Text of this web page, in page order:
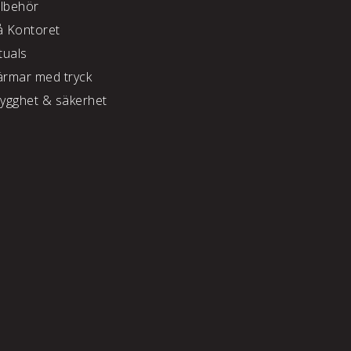
Kontoret
med tryck
& säkerhet